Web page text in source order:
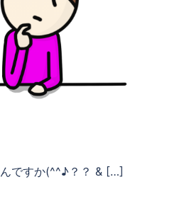
んですか(^^♪？？ & […]